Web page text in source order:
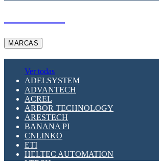
MARCAS
Ver todas
ADELSYSTEM
ADVANTECH
ACREL
ARBOR TECHNOLOGY
ARESTECH
BANANA PI
CNLINKO
ETI
HELTEC AUTOMATION
LTECH